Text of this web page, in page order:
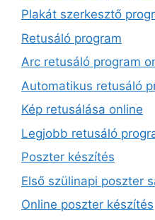
Plakát szerkesztő
Retusáló program
Arc retusáló program
Automatikus retusáló
Kép retusálása online
Legjobb retusáló
Poszter készítés
Első szülinapi poszter
Online poszter készítés